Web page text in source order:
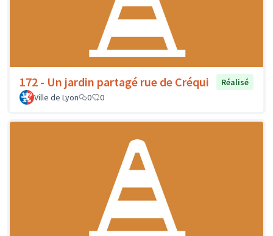
172 - Un jardin partagé rue de Créqui
Réalisé
Ville de Lyon
0 0